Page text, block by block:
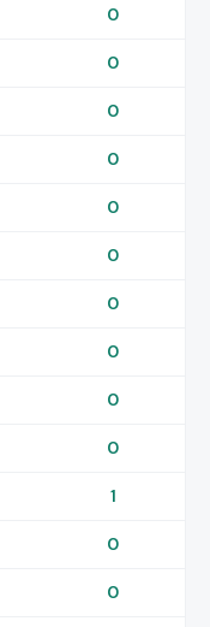
0
0
0
0
0
0
0
0
0
0
1
0
0